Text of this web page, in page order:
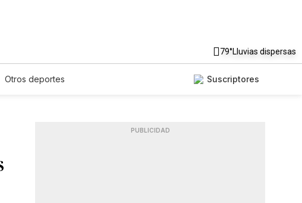
79°Lluvias dispersas
Otros deportes Suscriptores
PUBLICIDAD